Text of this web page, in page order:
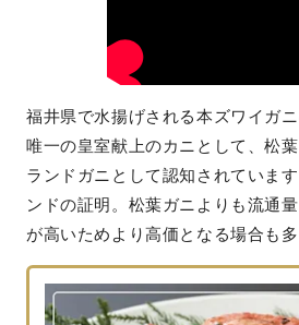
福井県で水揚げされる本ズワイガ
唯一の皇室献上のカニとして、松
ランドガニとして認知されていま
ンドの証明。松葉ガニよりも流通
が高いためより高価となる場合も多